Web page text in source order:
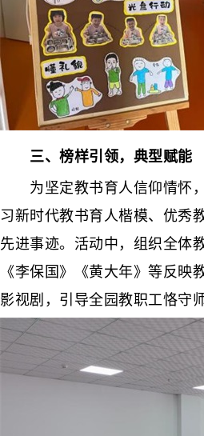
三、榜样引领，典型赋能
为坚定教书育人信仰情怀，
习新时代教书育人楷模、优秀
先进事迹。活动中，组织全体
《李保国》《黄大年》等反映
影视剧，引导全园教职工恪守